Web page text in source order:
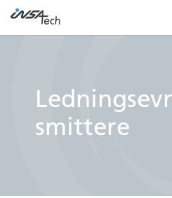
smittere